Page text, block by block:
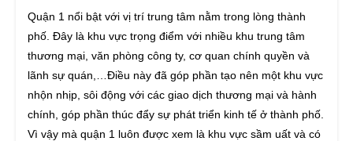
Quận 1 nổi bật với vị trí trung tâm nằm trong lòng thành
phố. Đây là khu vực trọng điểm với nhiều khu trung tâm
thương mại, văn phòng công ty, cơ quan chính quyền và
lãnh sự quán,…Điều này đã góp phần tạo nên một khu vực
nhộn nhịp, sôi động với các giao dịch thương mại và hành
chính, góp phần thúc đẩy sự phát triển kinh tế ở thành phố.
Vì vậy mà quận 1 luôn được xem là khu vực sầm uất và có